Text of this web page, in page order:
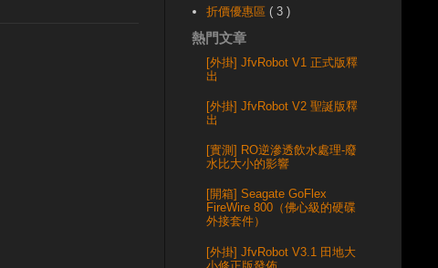
折價優惠區( 3 )
熱門文章
[外掛] JfvRobot V1 正式版釋
出
[外掛] JfvRobot V2 聖誕版釋
出
[實測] RO逆滲透飲水處理-廢
水比大小的影響
[開箱] Seagate GoFlex
FireWire 800（佛心級的硬碟
外接套件）
[外掛] JfvRobot V3.1 田地大